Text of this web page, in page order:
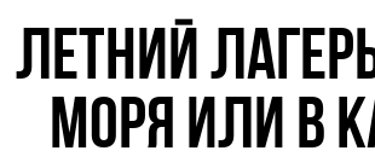
Летний
моря или в